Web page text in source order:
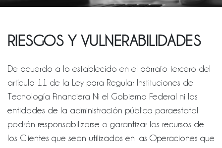
RIESGOS Y VULNERABILIDADES
De acuerdo a lo establecido en el párrafo tercero del
artículo 11 de la Ley para Regular Instituciones de
Tecnología Financiera Ni el Gobierno Federal ni las
entidades de la administración pública paraestatal
podrán responsabilizarse o garantizar los recursos de
los Clientes que sean utilizados en las Operaciones que